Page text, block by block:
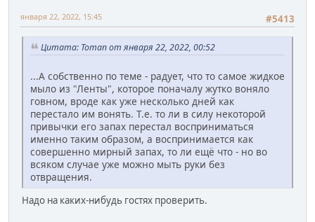
#5413
января 22, 2022, 15:45
Цитата: Toman от января 22, 2022, 00:52
...А собственно по теме - радует, что то самое жидкое
мыло из "Ленты", которое поначалу жутко воняло
говном, вроде как уже несколько дней как
перестало им вонять. Т.е. то ли в силу некоторой
привычки его запах перестал восприниматься
именно таким образом, а воспринимается как
совершенно мирный запах, то ли ещё что - но во
всяком случае уже можно мыть руки без
отвращения.
Надо на каких-нибудь гостях проверить.